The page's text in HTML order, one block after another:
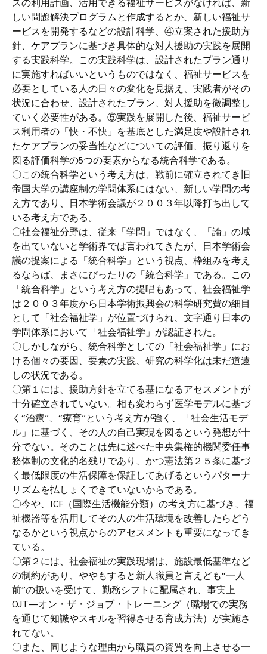
スの利用計画、活用できる福祉サービスがなければ、新
しい問題解決プログラムと作成するとか、新しい福祉サ
ービスを開発するなどの設計科学、④立案された援助方
針、ケアプランに基づき具体的な対人援助の実践を展開
する実践科学。この実践科学は、設計されたプラン通り
に実施すればいいというものではなく、福祉サービスを
必要としている人の日々の変化を見据え、実践者がその
状況に合わせ、設計されたプラン、対人援助を微調整し
ていく必要性がある。⑤実践を展開した後、福祉サービ
ス利用者の「快・不快」を基底とした満足度や設計され
たケアプランの妥当性などについての評価、振り返りを
図る評価科学の5つの要素からなる統合科学である。
〇この統合科学という考え方は、戦前に確立されてき旧
帝国大学の講座制の学問体系にはない、新しい学問の考
え方であり、日本学術会議が２００３年以降打ち出して
いる考え方である。
〇社会福祉分野は、従来「学問」ではなく、「論」の域
を出ていないと学術界では言われてきたが、日本学術会
議の提案による「統合科学」という視点、枠組みを考え
るならば、まさにぴったりの「統合科学」である。この
「統合科学」という考え方の提唱もあって、社会福祉学
は２００３年度から日本学術振興会の科学研究費の細目
として「社会福祉学」が位置づけられ、文字通り日本の
学問体系において「社会福祉学」が認証された。
〇しかしながら、統合科学としての「社会福祉学」にお
ける個々の要因、要素の実践、研究の科学化は未だ道遠
しの状況である。
〇第１には、援助方針を立てる基になるアセスメントが
十分確立されていない。相も変わらず医学モデルに基づ
く“治療”、“療育”という考え方が強く、「社会生活モデ
ル」に基づく、その人の自己実現を図るという発想が十
分でない。そのことは先に述べた中央集権的機関委任事
務体制の文化的名残りであり、かつ憲法第２５条に基づ
く最低限度の生活保障を保証してあげるというパターナ
リズムを払しょくできていないからである。
〇今や、ICF（国際生活機能分類）の考え方に基づき、福
祉機器等を活用してその人の生活環境を改善したらどう
なるかという視点からのアセスメントも重要になってき
ている。
〇第２には、社会福祉の実践現場は、施設最低基準など
の制約があり、ややもすると新人職員と言えども“一人
前”の扱いを受けて、勤務シフトに配属され、事実上
OJT―オン・ザ・ジョブ・トレーニング（職場での実務
を通じて知識やスキルを習得させる育成方法）が実施さ
れてない。
〇また、同じような理由から職員の資質を向上させる一